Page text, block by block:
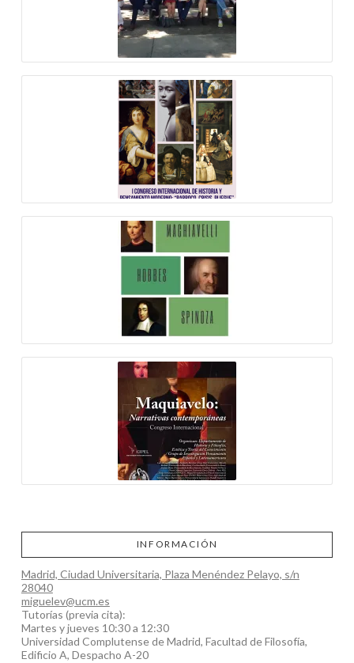
INFORMACIÓN
Madrid, Ciudad Universitaria, Plaza Menéndez Pelayo, s/n
28040
miguelev@ucm.es
Tutorías (previa cita):
Martes y jueves 10:30 a 12:30
Universidad Complutense de Madrid, Facultad de Filosofía,
Edificio A, Despacho A-20